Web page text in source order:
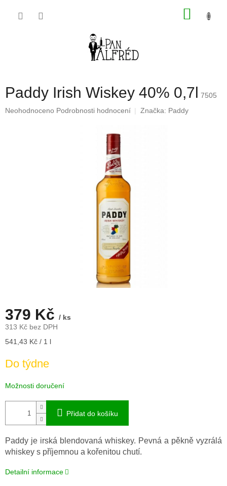
Paddy Irish Wiskey 40% 0,7l
7505
Průměrné
Neohodnoceno Podrobnosti hodnocení Značka: Paddy
379 Kč / ks
313 Kč bez DPH
Měrná
541,43 Kč / 1 l
Do týdne
Možnosti doručení
Přidat do košíku
Paddy je irská blendovaná whiskey. Pevná a pěkně vyzrálá
whiskey s příjemnou a kořenitou chutí.
Detailní informace